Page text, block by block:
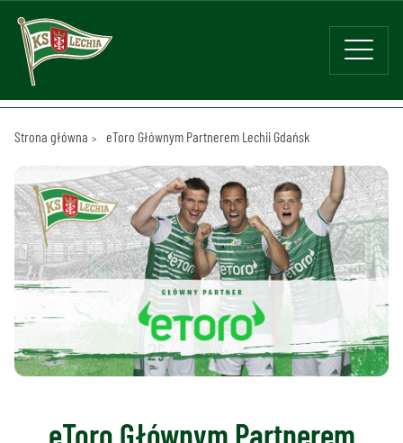
Strona główna eToro Głównym Partnerem Lechii Gdańsk
eToro Głównym Partnerem